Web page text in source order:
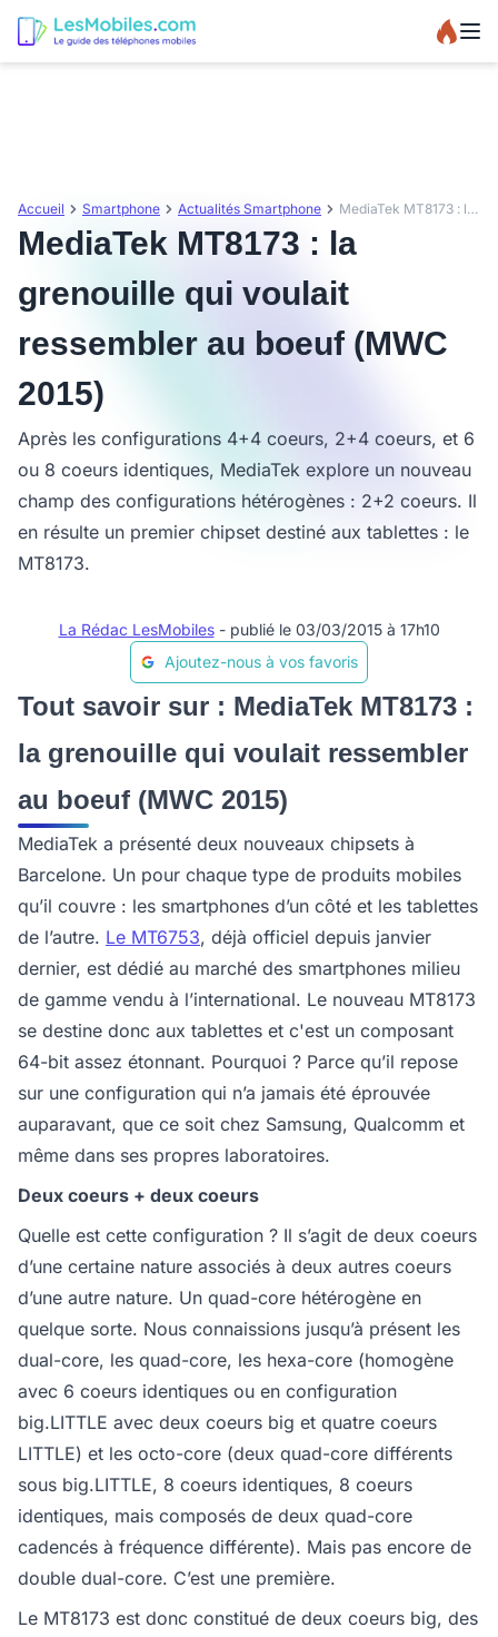
Accueil Smartphone Actualités Smartphone MediaTek MT8173 : la grenouille qui voulait ressembler au boeuf (MWC 2015)
MediaTek MT8173 : la
grenouille qui voulait
ressembler au boeuf (MWC
2015)
Après les configurations 4+4 coeurs, 2+4 coeurs, et 6
ou 8 coeurs identiques, MediaTek explore un nouveau
champ des configurations hétérogènes : 2+2 coeurs. Il
en résulte un premier chipset destiné aux tablettes : le
MT8173.
La Rédac LesMobiles - publié le 03/03/2015 à 17h10
Ajoutez-nous à vos favoris
Tout savoir sur : MediaTek MT8173 :
la grenouille qui voulait ressembler
au boeuf (MWC 2015)
MediaTek a présenté deux nouveaux chipsets à
Barcelone. Un pour chaque type de produits mobiles
qu’il couvre : les smartphones d’un côté et les tablettes
de l’autre. Le MT6753, déjà officiel depuis janvier
dernier, est dédié au marché des smartphones milieu
de gamme vendu à l’international. Le nouveau MT8173
se destine donc aux tablettes et c'est un composant
64-bit assez étonnant. Pourquoi ? Parce qu’il repose
sur une configuration qui n’a jamais été éprouvée
auparavant, que ce soit chez Samsung, Qualcomm et
même dans ses propres laboratoires.
Deux coeurs + deux coeurs
Quelle est cette configuration ? Il s’agit de deux coeurs
d’une certaine nature associés à deux autres coeurs
d’une autre nature. Un quad-core hétérogène en
quelque sorte. Nous connaissions jusqu’à présent les
dual-core, les quad-core, les hexa-core (homogène
avec 6 coeurs identiques ou en configuration
big.LITTLE avec deux coeurs big et quatre coeurs
LITTLE) et les octo-core (deux quad-core différents
sous big.LITTLE, 8 coeurs identiques, 8 coeurs
identiques, mais composés de deux quad-core
cadencés à fréquence différente). Mais pas encore de
double dual-core. C’est une première.
Le MT8173 est donc constitué de deux coeurs big, des